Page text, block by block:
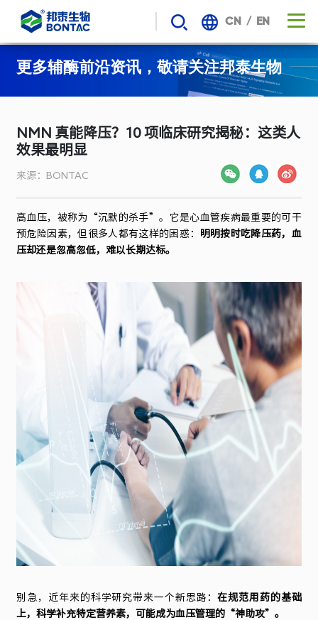
NMN
真
能
降
10
项
揭
秘：
类
人
效
CN / EN
更多辅酶前沿资讯，敬请关注邦泰生物
NMN 真能降压？10 项临床研究揭秘：这类人
效果最明显
来源：BONTAC
高血压，被称为 “沉默的杀手” 。它是心血管疾病最重要的可干
预危险因素，但很多人都有这样的困惑：
明明按时吃降压药，血
压却还是忽高忽低，难以长期达标。
别急，近年来的科学研究带来一个新思路：在规范用药的基础
上，科学补充特定营养素，可能成为血压管理的 “神助攻”。